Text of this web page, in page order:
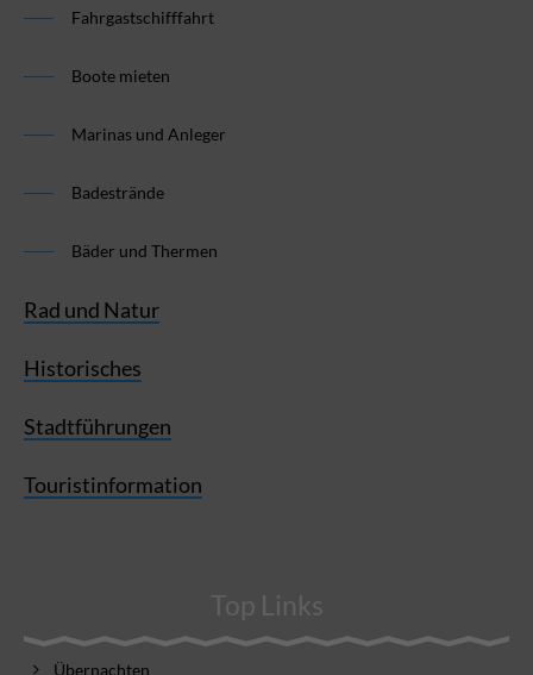
Fahrgastschifffahrt
Boote mieten
Marinas und Anleger
Badestrände
Bäder und Thermen
Rad und Natur
Historisches
Stadtführungen
Touristinformation
Top Links
Übernachten